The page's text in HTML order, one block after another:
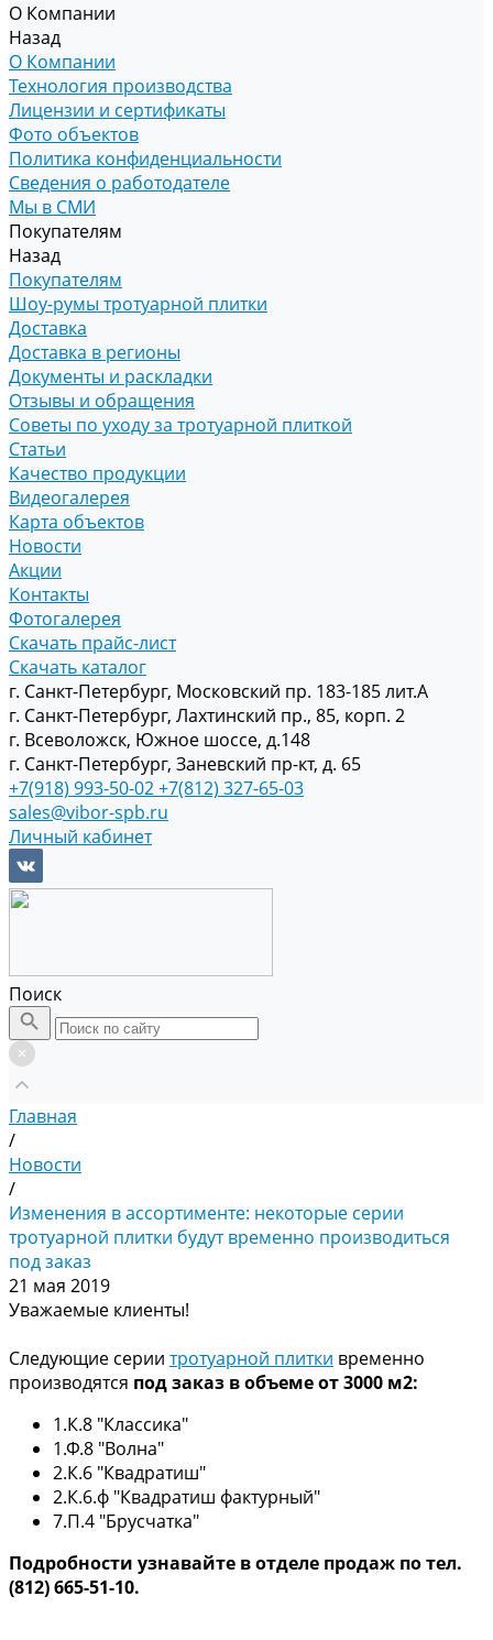
О Компании
Назад
О Компании
Технология производства
Лицензии и сертификаты
Фото объектов
Политика конфиденциальности
Сведения о работодателе
Мы в СМИ
Покупателям
Назад
Покупателям
Шоу-румы тротуарной плитки
Доставка
Доставка в регионы
Документы и раскладки
Отзывы и обращения
Советы по уходу за тротуарной плиткой
Статьи
Качество продукции
Видеогалерея
Карта объектов
Новости
Акции
Контакты
Фотогалерея
Скачать прайс-лист
Скачать каталог
г. Санкт-Петербург, Московский пр. 183-185 лит.А
г. Санкт-Петербург, Лахтинский пр., 85, корп. 2
г. Всеволожск, Южное шоссе, д.148
г. Санкт-Петербург, Заневский пр-кт, д. 65
+7(918) 993-50-02+7(812) 327-65-03
sales@vibor-spb.ru
Личный кабинет
Поиск
Главная
/
Новости
/
Изменения в ассортименте: некоторые серии
тротуарной плитки будут временно производиться
под заказ
21 мая 2019
Уважаемые клиенты!
Следующие серии тротуарной плитки временно
производятся под заказ в объеме от 3000 м2:
1.К.8 "Классика"
1.Ф.8 "Волна"
2.К.6 "Квадратиш"
2.К.6.ф "Квадратиш фактурный"
7.П.4 "Брусчатка"
Подробности узнавайте в отделе продаж по тел.
(812) 665-51-10.